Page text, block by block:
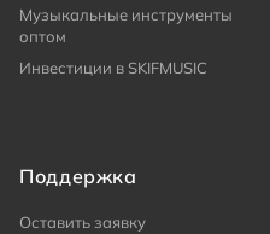
Музыкальные инструменты
оптом
Инвестиции в SKIFMUSIC
Поддержка
Оставить заявку